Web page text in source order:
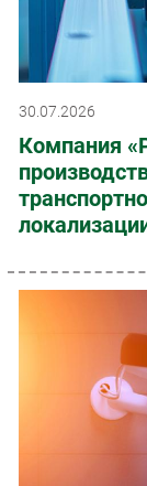
30.07.2026
Компания